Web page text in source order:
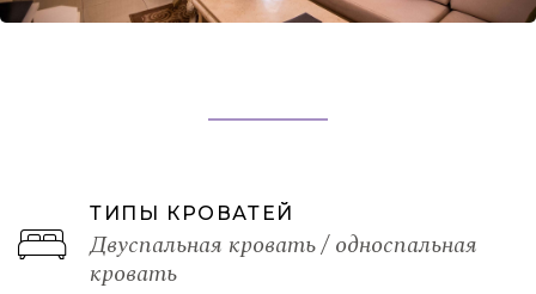
ТИПЫ КРОВАТЕЙ
Двуспальная кровать / односпальная
кровать